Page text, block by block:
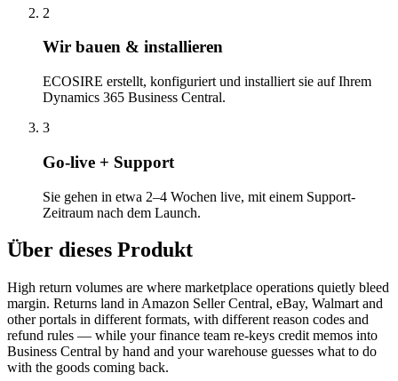
2
Wir bauen & installieren
ECOSIRE erstellt, konfiguriert und installiert sie auf Ihrem
Dynamics 365 Business Central.
3
Go-live + Support
Sie gehen in etwa 2–4 Wochen live, mit einem Support-
Zeitraum nach dem Launch.
Über dieses Produkt
High return volumes are where marketplace operations quietly bleed
margin. Returns land in Amazon Seller Central, eBay, Walmart and
other portals in different formats, with different reason codes and
refund rules — while your finance team re-keys credit memos into
Business Central by hand and your warehouse guesses what to do
with the goods coming back.